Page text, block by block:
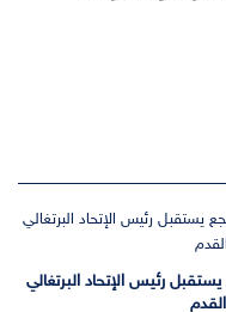
رئيس الإتحاد البرتغالي